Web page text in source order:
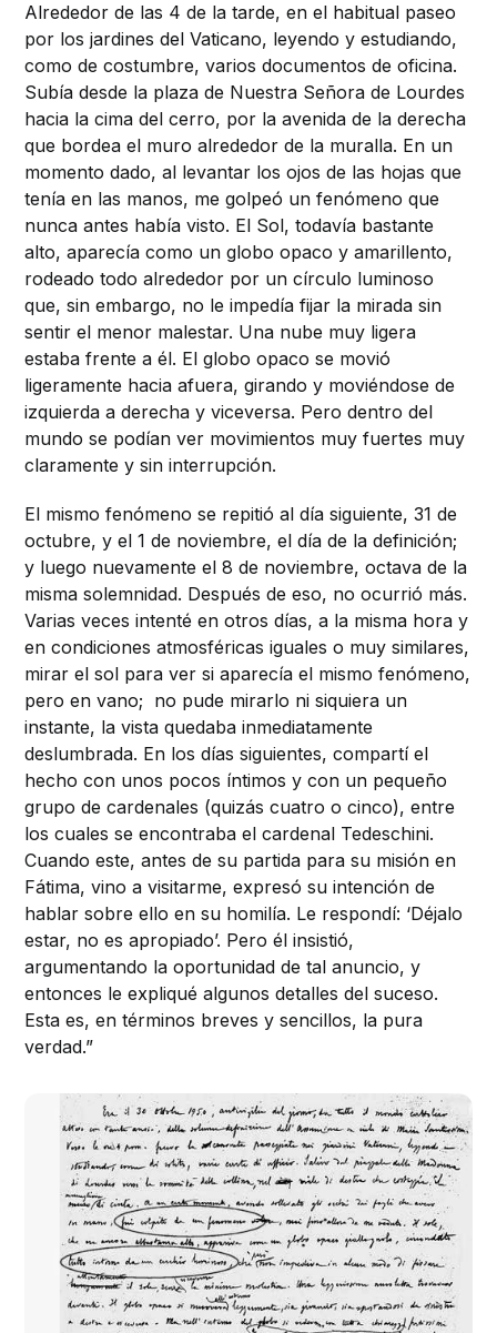
Alrededor de las 4 de la tarde, en el habitual paseo
por los jardines del Vaticano, leyendo y estudiando,
como de costumbre, varios documentos de oficina.
Subía desde la plaza de Nuestra Señora de Lourdes
hacia la cima del cerro, por la avenida de la derecha
que bordea el muro alrededor de la muralla. En un
momento dado, al levantar los ojos de las hojas que
tenía en las manos, me golpeó un fenómeno que
nunca antes había visto. El Sol, todavía bastante
alto, aparecía como un globo opaco y amarillento,
rodeado todo alrededor por un círculo luminoso
que, sin embargo, no le impedía fijar la mirada sin
sentir el menor malestar. Una nube muy ligera
estaba frente a él. El globo opaco se movió
ligeramente hacia afuera, girando y moviéndose de
izquierda a derecha y viceversa. Pero dentro del
mundo se podían ver movimientos muy fuertes muy
claramente y sin interrupción.
El mismo fenómeno se repitió al día siguiente, 31 de
octubre, y el 1 de noviembre, el día de la definición;
y luego nuevamente el 8 de noviembre, octava de la
misma solemnidad. Después de eso, no ocurrió más.
Varias veces intenté en otros días, a la misma hora y
en condiciones atmosféricas iguales o muy similares,
mirar el sol para ver si aparecía el mismo fenómeno,
pero en vano; no pude mirarlo ni siquiera un
instante, la vista quedaba inmediatamente
deslumbrada. En los días siguientes, compartí el
hecho con unos pocos íntimos y con un pequeño
grupo de cardenales (quizás cuatro o cinco), entre
los cuales se encontraba el cardenal Tedeschini.
Cuando este, antes de su partida para su misión en
Fátima, vino a visitarme, expresó su intención de
hablar sobre ello en su homilía. Le respondí: ‘Déjalo
estar, no es apropiado’. Pero él insistió,
argumentando la oportunidad de tal anuncio, y
entonces le expliqué algunos detalles del suceso.
Esta es, en términos breves y sencillos, la pura
verdad.”